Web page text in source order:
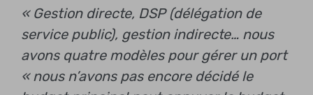
« Gestion directe, DSP (délégation de
service public), gestion indirecte… nous
avons quatre modèles pour gérer un port
« nous n’avons pas encore décidéle